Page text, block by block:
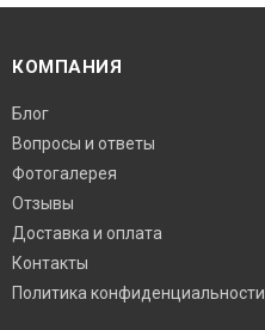
КОМПАНИЯ
Блог
Вопросы и ответы
Фотогалерея
Отзывы
Доставка и оплата
Контакты
Политика конфиденциальности